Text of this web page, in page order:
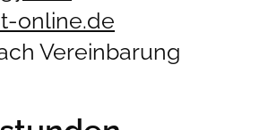
online.de
Vereinbarung